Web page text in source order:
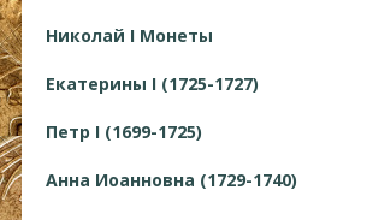
Николай I Монеты
Екатерины I (1725-1727)
Петр I (1699-1725)
Анна Иоанновна (1729-1740)